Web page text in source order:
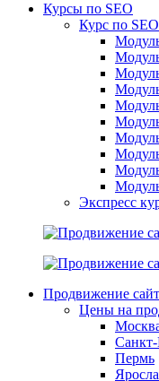
Курсы по SEO
Курс по
Экспресс
Продвижение
Цены на
Санкт-
Пермь